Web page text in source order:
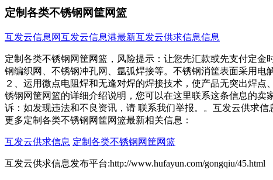
定制各类不锈钢网筐网篮
互发云信息网互发云信息港最新互发云供求信息信息
定制各类不锈钢网筐网篮，风险提示：让您先汇款或先支付定
钢编织网、不锈钢冲孔网、氩弧焊接等。不锈钢消筐表面采用
２、运用微点电阻焊和无逢对焊的焊接技术，使产品无突出焊
锈钢网筐网篮的详细介绍说明，您可以在这里联系这条信息的
诉：如发现违法和不良资讯，请 联系我们举报。。互发云供求信
更多定制各类不锈钢网筐网篮最新相关信息：
互发云供求信息 定制各类不锈钢网筐网篮
互发云供求信息发布平台:http://www.hufayun.com/gongqiu/45.html